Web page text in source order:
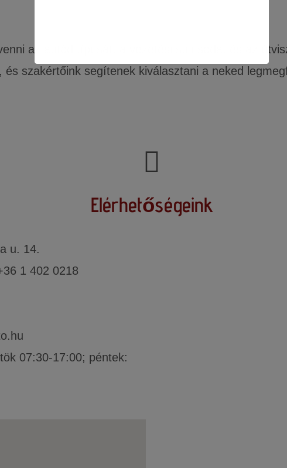
az autód típusát, a vezetési stílusodat és az
, és szakértőink segítenek kiválasztani a neked
Elérhetőségeink
u. 14.
1 402 0218
07:30-17:00; péntek: